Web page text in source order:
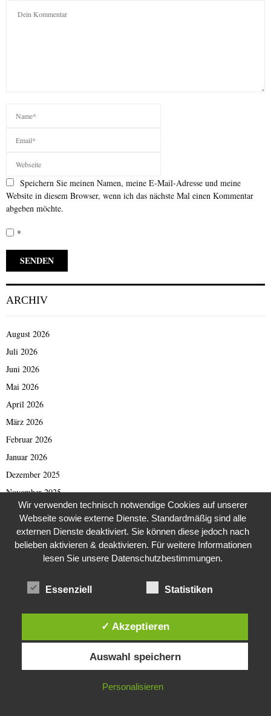
Speichern Sie meinen Namen, meine E-Mail-Adresse und meine
Website in diesem Browser, wenn ich das nächste Mal einen Kommentar
abgeben möchte.
*
ARCHIV
August 2026
Juli 2026
Juni 2026
Mai 2026
April 2026
März 2026
Februar 2026
Januar 2026
Dezember 2025
November 2025
Oktober 2025
September 2025
August 2025
Juni 2025
Mai 2025
April 2025
Januar 2025
Diese Website verwendet Cookies. Durch die weitere Nutzung dieser
Website stimmst du der Verwendung von Cookies zu.
IN ORDNUNG
Wir verwenden technisch notwendige Cookies auf unserer
Webseite sowie externe Dienste. Standardmäßig sind alle
externen Dienste deaktiviert. Sie können diese jedoch nach
belieben aktivieren & deaktivieren. Für weitere Informationen
lesen Sie unsere Datenschutzbestimmungen.
Essenziell Statistiken
✓ Akzeptieren
Auswahl speichern
Personalisieren